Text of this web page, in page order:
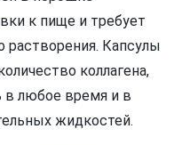
к пище и требует
растворения. Капсулы
коллагена,
в любое время и в
жидкостей.